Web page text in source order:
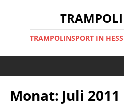
TRAMPOLINSPORT IN
Monat: Juli 2011